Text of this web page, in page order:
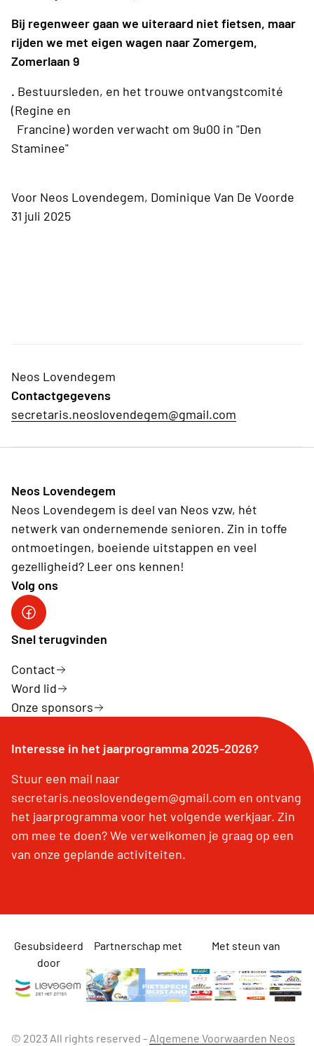
Bij regenweer gaan we uiteraard niet fietsen, maar
rijden we met eigen wagen naar Zomergem,
Zomerlaan 9
. Bestuursleden, en het trouwe ontvangstcomité
(Regine en
Francine) worden verwacht om 9u00 in "Den
Staminee"
Voor Neos Lovendegem, Dominique Van De Voorde
31 juli 2025
Neos Lovendegem
Contactgegevens
secretaris.neoslovendegem@gmail.com
Neos Lovendegem
Neos Lovendegem is deel van Neos vzw, hét
netwerk van ondernemende senioren. Zin in toffe
ontmoetingen, boeiende uitstappen en veel
gezelligheid? Leer ons kennen!
Volg ons
Facebook
Snel terugvinden
Contact
Word lid
Onze sponsors
Interesse in het jaarprogramma 2025-2026?
Stuur een mail naar
secretaris.neoslovendegem@gmail.com en ontvang
het jaarprogramma voor het volgende werkjaar. Zin
om mee te doen? We verwelkomen je graag op een
van onze geplande activiteiten.
Gesubsideerd
door
Partnerschap met Met steun van
© 2023 All rights reserved - Algemene Voorwaarden Neos